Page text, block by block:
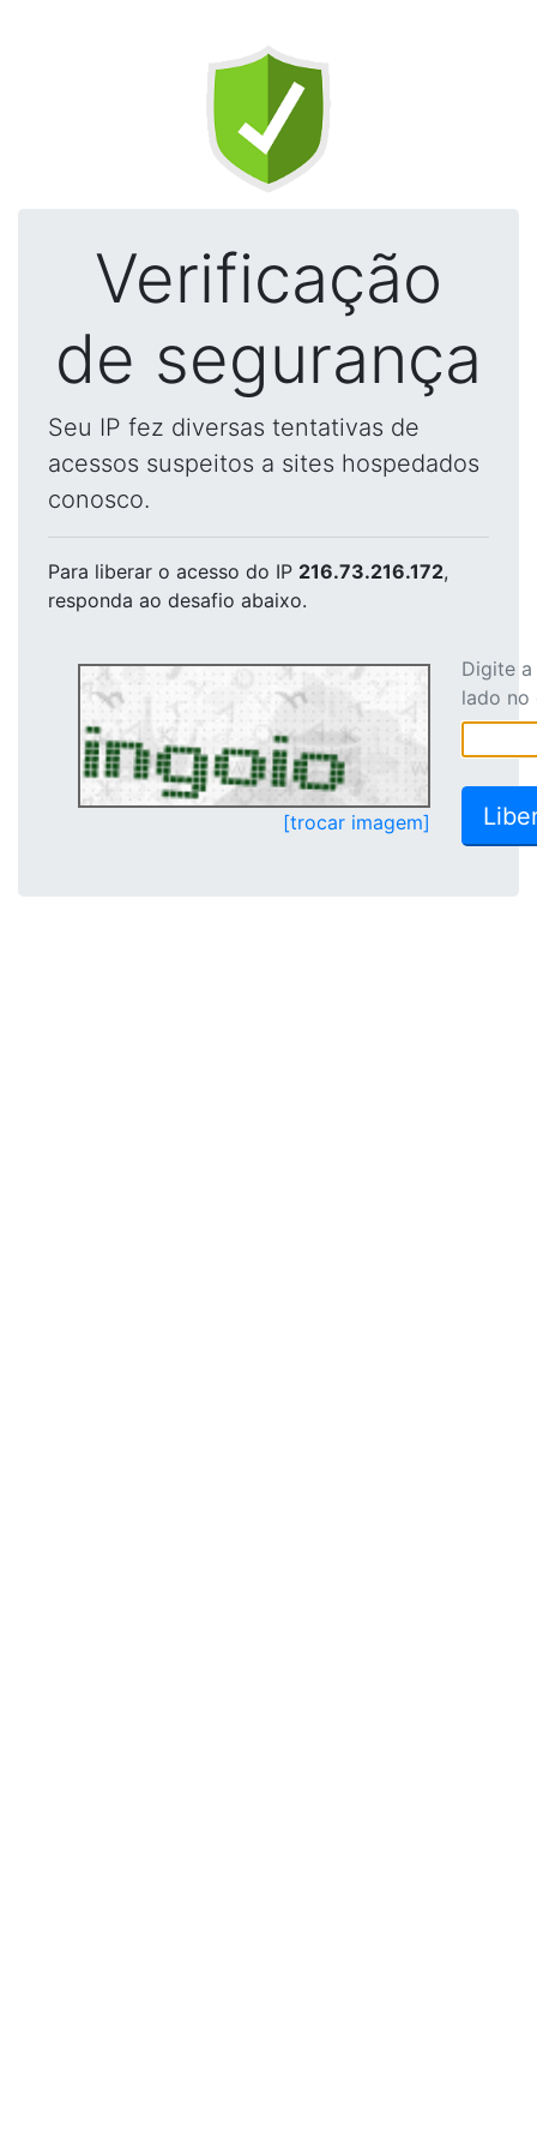
Verificação
de segurança
Seu IP fez diversas tentativas de
acessos suspeitos a sites hospedados
conosco.
Para liberar o acesso do IP 216.73.216.172,
responda ao desafio abaixo.
[trocar imagem]
Digite
lado no